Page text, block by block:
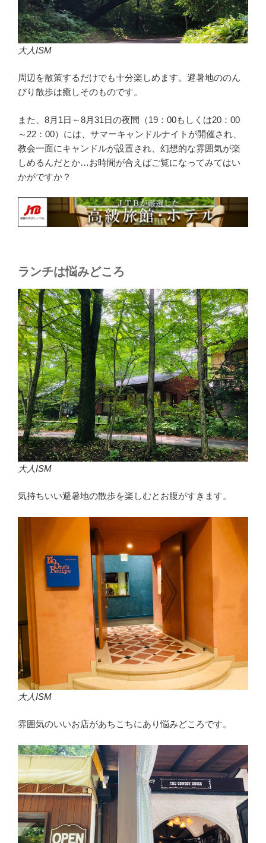
大人ISM
周辺を散策するだけでも十分楽しめます。避暑地ののん
びり散歩は癒しそのものです。
また、8月1日～8月31日の夜間（19：00もしくは20：00
～22：00）には、サマーキャンドルナイトが開催され、
教会一面にキャンドルが設置され、幻想的な雰囲気が楽
しめるんだとか…お時間が合えばご覧になってみてはい
かがですか？
ランチは悩みどころ
大人ISM
気持ちいい避暑地の散歩を楽しむとお腹がすきます。
大人ISM
雰囲気のいいお店があちこちにあり悩みどころです。